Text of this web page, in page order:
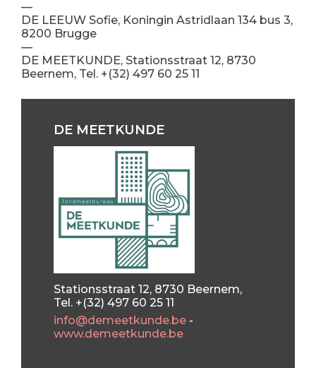
—
DE LEEUW Sofie, Koningin Astridlaan 134 bus 3,
8200 Brugge
—
DE MEETKUNDE, Stationsstraat 12, 8730
Beernem, Tel. +(32) 497 60 25 11
DE MEETKUNDE
Stationsstraat 12, 8730 Beernem,
Tel. +(32) 497 60 25 11
info@demeetkunde.be-
www.demeetkunde.be